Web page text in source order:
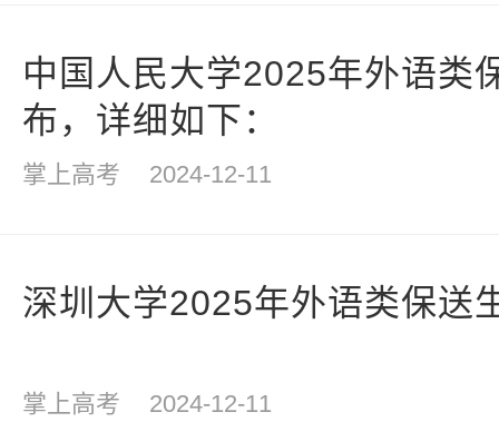
中国人民大学2025年外语类
布，详细如下：
掌上高考 2024-12-11
深圳大学2025年外语类保送
掌上高考 2024-12-11